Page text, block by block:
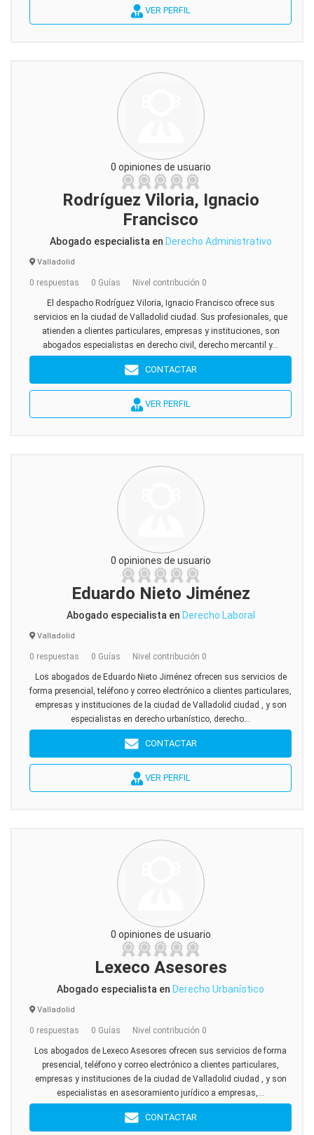
VER PERFIL
0 opiniones de usuario
Rodríguez Viloria, Ignacio
Francisco
Abogado especialista en Derecho Administrativo
Valladolid
0 respuestas 0 Guías Nivel contribución 0
El despacho Rodríguez Viloria, Ignacio Francisco ofrece sus
servicios en la ciudad de Valladolid ciudad. Sus profesionales, que
atienden a clientes particulares, empresas y instituciones, son
abogados especialistas en derecho civil, derecho mercantil y...
CONTACTAR
VER PERFIL
0 opiniones de usuario
Eduardo Nieto Jiménez
Abogado especialista en Derecho Laboral
Valladolid
0 respuestas 0 Guías Nivel contribución 0
Los abogados de Eduardo Nieto Jiménez ofrecen sus servicios de
forma presencial, teléfono y correo electrónico a clientes particulares,
empresas y instituciones de la ciudad de Valladolid ciudad , y son
especialistas en derecho urbanístico, derecho...
CONTACTAR
VER PERFIL
0 opiniones de usuario
Lexeco Asesores
Abogado especialista en Derecho Urbanístico
Valladolid
0 respuestas 0 Guías Nivel contribución 0
Los abogados de Lexeco Asesores ofrecen sus servicios de forma
presencial, teléfono y correo electrónico a clientes particulares,
empresas y instituciones de la ciudad de Valladolid ciudad , y son
especialistas en asesoramiento jurídico a empresas,...
CONTACTAR